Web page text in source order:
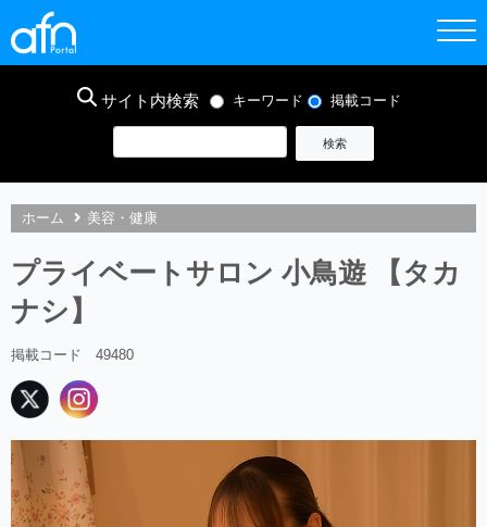
サイト内検索 キーワード 掲載コード
ホーム 美容・健康
プライベートサロン 小鳥遊 【タカ
ナシ】
掲載コード 49480